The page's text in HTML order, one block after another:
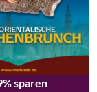
sparen